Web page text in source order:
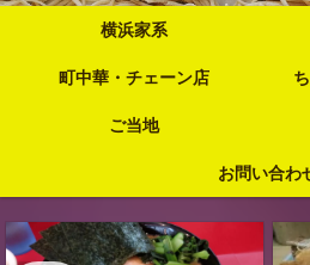
横浜家系
町中華・チェーン店
ご当地
お問い合わ